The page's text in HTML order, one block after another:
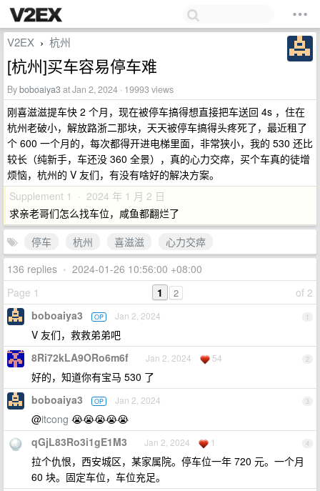
V2EX › 杭州
[杭州]买车容易停车难
Byboboaiya3at Jan 2, 2024 · 19993 views
刚喜滋滋提车快 2 个月，现在被停车搞得想直接把车送回 4s ，住在
杭州老破小，解放路浙二那块，天天被停车搞得头疼死了，最近租了
个 600 一个月的，每次都得开进电梯里面，非常狭小，我的 530 还比
较长（纯新手，车还没 360 全景），真的心力交瘁，买个车真的徒增
烦恼，杭州的 V 友们，有没有啥好的解决方案。
Supplement 1 · 2024 年 1 月 2 日
求亲老哥们怎么找车位，咸鱼都翻烂了
停车
杭州 喜滋滋
心力交瘁
136 replies • 2024-01-26 10:56:00 +08:00
Page 1
of 2
1 2
1
boboaiya3 OP Jan 2, 2024
V 友们，救救弟弟吧
2
8Ri72kLA9ORo6m6f Jan 2, 2024 54
好的，知道你有宝马 530 了
3
boboaiya3 OP Jan 2, 2024
@itcong 😭😭😭😭😭
4
qGjL83Ro3i1gE1M3 Jan 2, 2024 1
拉个仇恨，西安城区，某家属院。停车位一年 720 元。一个月
60 块。固定车位，车位充足。